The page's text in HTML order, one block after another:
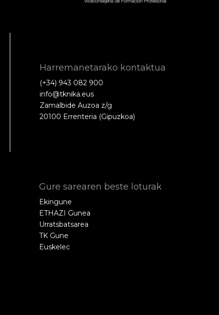
Harremanetarako kontaktua
(+34) 943 082 900
info@tknika.eus
Zamalbide Auzoa z/g
20100 Errenteria (Gipuzkoa)
Gure sarearen beste loturak
Ekingune
ETHAZI Gunea
Urratsbatsarea
TK Gune
Euskelec